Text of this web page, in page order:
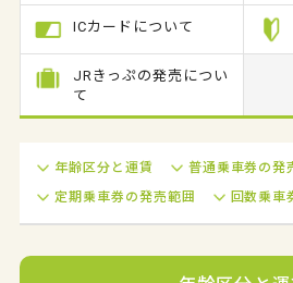
ICカードについて
JRきっぷの発売につい
て
年齢区分と運賃
普通乗車券の発
定期乗車券の発売範囲
回数乗車